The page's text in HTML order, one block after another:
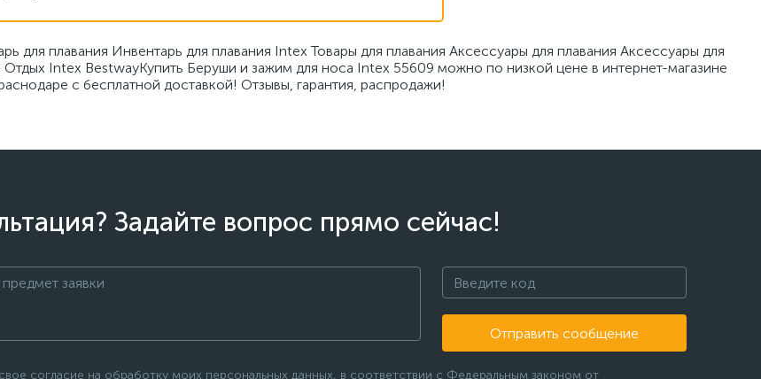
плавания Инвентарь для плавания Intex Товары для плавания Аксессуары для плавания Аксессуары для
Intex BestwayКупить Беруши и зажим для носа Intex 55609 можно по низкой цене в интернет-магазине
с бесплатной доставкой! Отзывы, гарантия, распродажи!
Задайте вопрос прямо сейчас!
Отправить сообщение
согласие на обработку моих персональных данных, в соответствии с Федеральным законом от